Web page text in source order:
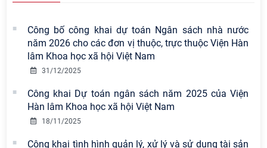
Công bố công khai dự toán Ngân sách nhà nước
năm 2026 cho các đơn vị thuộc, trực thuộc Viện Hàn
lâm Khoa học xã hội Việt Nam
31/12/2025
Công khai Dự toán ngân sách năm 2025 của Viện
Hàn lâm Khoa học xã hội Việt Nam
18/11/2025
Công khai tình hình quản lý, xử lý và sử dụng tài sản